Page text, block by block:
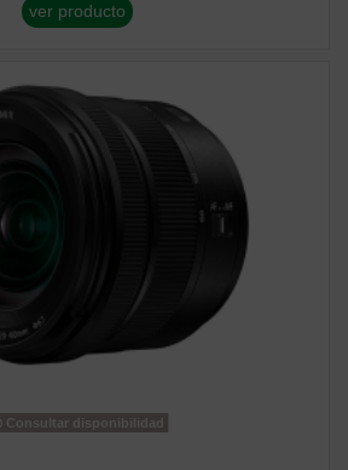
ver producto
Consultar disponibilidad